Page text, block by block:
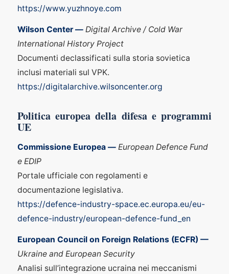
https://www.yuzhnoye.com
Wilson Center — Digital Archive / Cold War
International History Project
Documenti declassificati sulla storia sovietica
inclusi materiali sul VPK.
https://digitalarchive.wilsoncenter.org
Politica europea della difesa e programmi
UE
Commissione Europea — European Defence Fund
e EDIP
Portale ufficiale con regolamenti e
documentazione legislativa.
https://defence-industry-space.ec.europa.eu/eu-
defence-industry/european-defence-fund_en
European Council on Foreign Relations (ECFR) —
Ukraine and European Security
Analisi sull’integrazione ucraina nei meccanismi